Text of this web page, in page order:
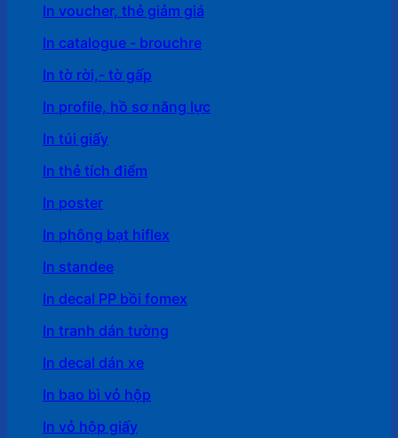
In voucher, thẻ giảm giá
In catalogue - brouchre
In tờ rời,- tờ gấp
In profile, hồ sơ năng lực
In túi giấy
In thẻ tích điểm
In poster
In phông bạt hiflex
In standee
In decal PP bồi fomex
In tranh dán tường
In decal dán xe
In bao bì vỏ hộp
In vỏ hộp giấy